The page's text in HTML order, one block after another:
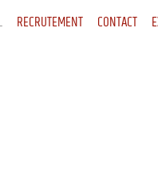
RECRUTEMENT CONTACT